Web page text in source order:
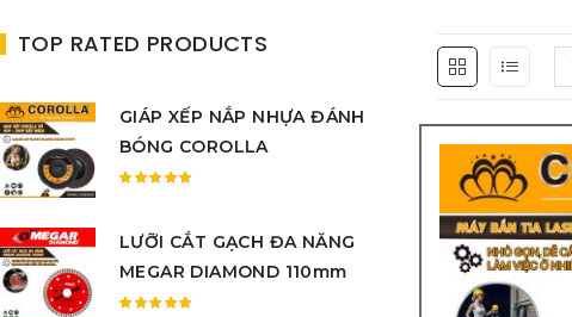
TOP RATED PRODUCTS
GIÁP XẾP NẮP NHỰA ĐÁNH
BÓNG COROLLA
hạng
LƯỠI CẮT GẠCH ĐA NĂNG
MEGAR DIAMOND 110mm